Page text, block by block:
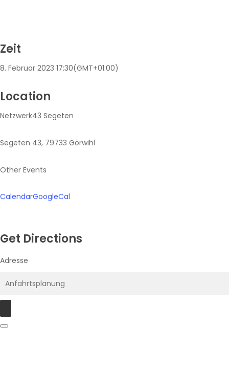
Zeit
8. Februar 2023 17:30(GMT+01:00)
Location
Netzwerk43 Segeten
Segeten 43, 79733 Görwihl
Other Events
CalendarGoogleCal
Get Directions
Adresse